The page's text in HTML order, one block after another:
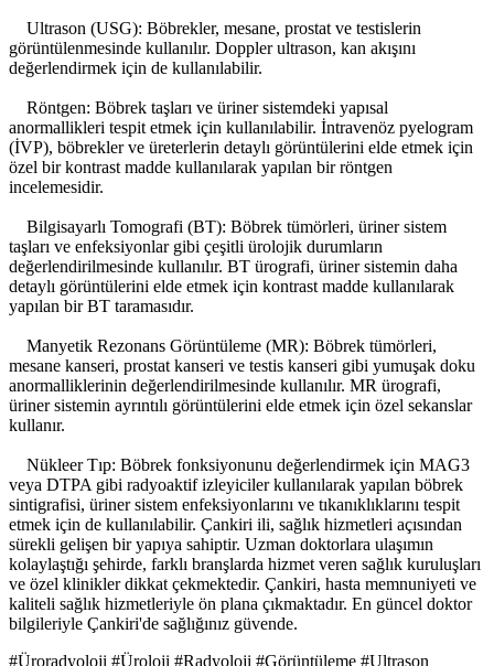
Ultrason (USG): Böbrekler, mesane, prostat ve testislerin
görüntülenmesinde kullanılır. Doppler ultrason, kan akışını
değerlendirmek için de kullanılabilir.
Röntgen: Böbrek taşları ve üriner sistemdeki yapısal
anormallikleri tespit etmek için kullanılabilir. İntravenöz pyelogram
(İVP), böbrekler ve üreterlerin detaylı görüntülerini elde etmek için
özel bir kontrast madde kullanılarak yapılan bir röntgen
incelemesidir.
Bilgisayarlı Tomografi (BT): Böbrek tümörleri, üriner sistem
taşları ve enfeksiyonlar gibi çeşitli ürolojik durumların
değerlendirilmesinde kullanılır. BT ürografi, üriner sistemin daha
detaylı görüntülerini elde etmek için kontrast madde kullanılarak
yapılan bir BT taramasıdır.
Manyetik Rezonans Görüntüleme (MR): Böbrek tümörleri,
mesane kanseri, prostat kanseri ve testis kanseri gibi yumuşak doku
anormalliklerinin değerlendirilmesinde kullanılır. MR ürografi,
üriner sistemin ayrıntılı görüntülerini elde etmek için özel sekanslar
kullanır.
Nükleer Tıp: Böbrek fonksiyonunu değerlendirmek için MAG3
veya DTPA gibi radyoaktif izleyiciler kullanılarak yapılan böbrek
sintigrafisi, üriner sistem enfeksiyonlarını ve tıkanıklıklarını tespit
etmek için de kullanılabilir. Çankiri ili, sağlık hizmetleri açısından
sürekli gelişen bir yapıya sahiptir. Uzman doktorlara ulaşımın
kolaylaştığı şehirde, farklı branşlarda hizmet veren sağlık kuruluşları
ve özel klinikler dikkat çekmektedir. Çankiri, hasta memnuniyeti ve
kaliteli sağlık hizmetleriyle ön plana çıkmaktadır. En güncel doktor
bilgileriyle Çankiri'de sağlığınız güvende.
#Üroradyoloji #Üroloji #Radyoloji #Görüntüleme #Ultrason